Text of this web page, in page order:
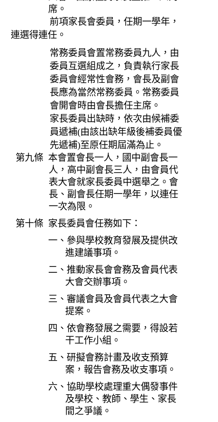
席。
前項家長會委員，任期一學年，
連選得連任。
常務委員會置常務委員九人，由
委員互選組成之，負責執行家長
委員會經常性會務，會長及副會
長應為當然常務委員。常務委員
會開會時由會長擔任主席。
家長委員出缺時，依次由候補委
員遞補(由該出缺年級後補委員優
先遞補)至原任期屆滿為止。
第九條 本會置會長一人，國中副會長一
人，高中副會長三人，由會員代
表大會就家長委員中選舉之。會
長、副會長任期一學年，以連任
一次為限。
第十條 家長委員會任務如下：
一、參與學校教育發展及提供改
進建議事項。
二、推動家長會會務及會員代表
大會交辦事項。
三、審議會員及會員代表之大會
提案。
四、依會務發展之需要，得設若
干工作小組。
五、研擬會務計畫及收支預算
案，報告會務及收支事項。
六、協助學校處理重大偶發事件
及學校、教師、學生、家長
間之爭議。